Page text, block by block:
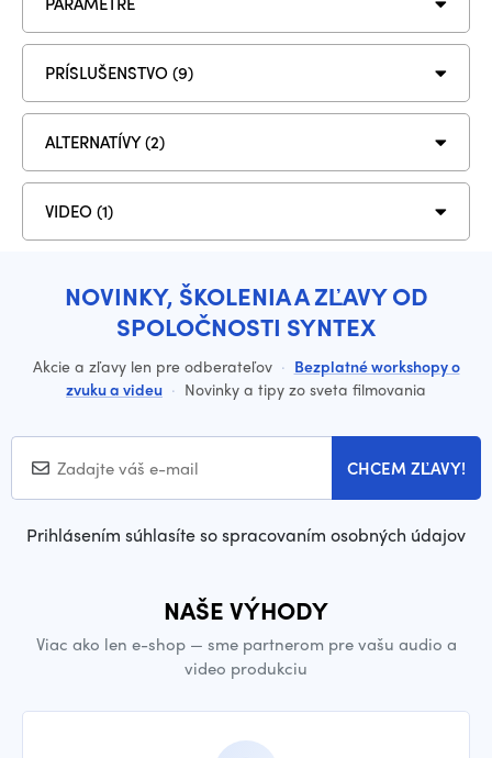
PRÍSLUŠENSTVO (9)
ALTERNATÍVY (2)
VIDEO (1)
NOVINKY, ŠKOLENIA A ZĽAVY OD
SPOLOČNOSTI SYNTEX
Akcie a zľavy len pre odberateľov · Bezplatné workshopy o
zvuku a videu · Novinky a tipy zo sveta filmovania
CHCEM ZĽAVY!
Prihlásením súhlasíte so spracovaním osobných údajov
NAŠE VÝHODY
Viac ako len e-shop — sme partnerom pre vašu audio a
video produkciu